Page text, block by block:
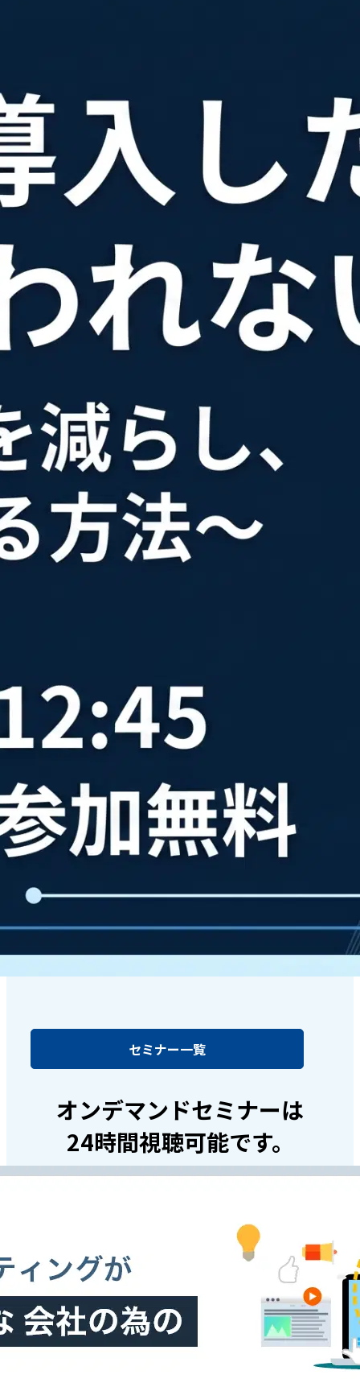
セミナー一覧
オンデマンドセミナーは
24時間視聴可能です。